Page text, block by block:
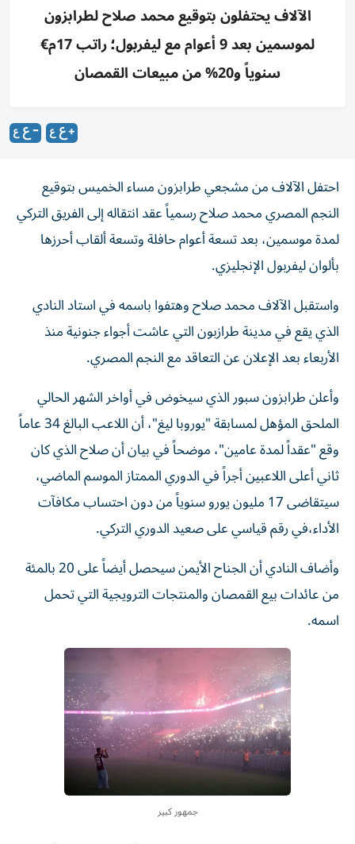
الآلاف يحتفلون بتوقيع محمد صلاح لطرابزون
لموسمين بعد 9 أعوام مع ليفربول؛ راتب 17م€
سنوياً و20% من مبيعات القمصان
احتفل الآلاف من مشجعي طرابزون مساء الخميس بتوقيع
النجم المصري محمد صلاح رسمياً عقد انتقاله إلى الفريق التركي
لمدة موسمين، بعد تسعة أعوام حافلة وتسعة ألقاب أحرزها
بألوان ليفربول الإنجليزي.
واستقبل الآلاف محمد صلاح وهتفوا باسمه في استاد النادي
الذي يقع في مدينة طرازبون التي عاشت أجواء جنونية منذ
الأربعاء بعد الإعلان عن التعاقد مع النجم المصري.
وأعلن طرابزون سبور الذي سيخوض في أواخر الشهر الحالي
الملحق المؤهل لمسابقة "يوروبا ليغ"، أن اللاعب البالغ 34 عاماً
وقع "عقداً لمدة عامين"، موضحاً في بيان أن صلاح الذي كان
ثاني أعلى اللاعبين أجراً في الدوري الممتاز الموسم الماضي،
سيتقاضى 17 مليون يورو سنوياً من دون احتساب مكافآت
الأداء،في رقم قياسي على صعيد الدوري التركي.
وأضاف النادي أن الجناح الأيمن سيحصل أيضاً على 20 بالمئة
من عائدات بيع القمصان والمنتجات الترويجية التي تحمل
اسمه.
جمهور كبير